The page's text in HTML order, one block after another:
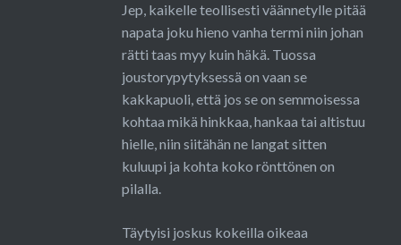
Jep, kaikelle teollisesti väännetylle pitää
napata joku hieno vanha termi niin johan
rätti taas myy kuin häkä. Tuossa
joustorypytyksessä on vaan se
kakkapuoli, että jos se on semmoisessa
kohtaa mikä hinkkaa, hankaa tai altistuu
hielle, niin siitähän ne langat sitten
kuluupi ja kohta koko rönttönen on
pilalla.
Täytyisi joskus kokeilla oikeaa